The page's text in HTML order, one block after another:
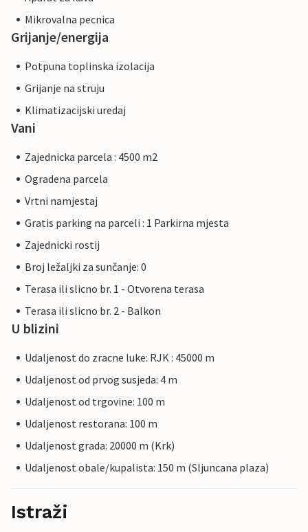
Mikrovalna pecnica
Grijanje/energija
Potpuna toplinska izolacija
Grijanje na struju
Klimatizacijski uredaj
Vani
Zajednicka parcela : 4500 m2
Ogradena parcela
Vrtni namjestaj
Gratis parking na parceli : 1 Parkirna mjesta
Zajednicki rostij
Broj ležaljki za sunčanje: 0
Terasa ili slicno br. 1 - Otvorena terasa
Terasa ili slicno br. 2 - Balkon
U blizini
Udaljenost do zracne luke: RJK : 45000 m
Udaljenost od prvog susjeda: 4 m
Udaljenost od trgovine: 100 m
Udaljenost restorana: 100 m
Udaljenost grada: 20000 m (Krk)
Udaljenost obale/kupalista: 150 m (Sljuncana plaza)
Istraži